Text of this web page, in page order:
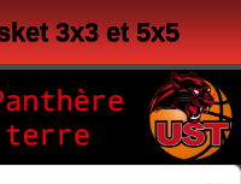
3x3 et 5x5